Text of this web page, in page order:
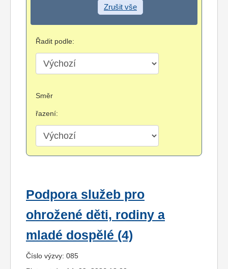
Zrušit vše
Řadit podle:
Směr
řazení:
Podpora služeb pro
ohrožené děti, rodiny a
mladé dospělé (4)
Číslo výzvy: 085